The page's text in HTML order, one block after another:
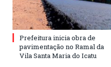
Prefeitura inicia obra de
pavimentação no Ramal da
Vila Santa Maria do Icatu